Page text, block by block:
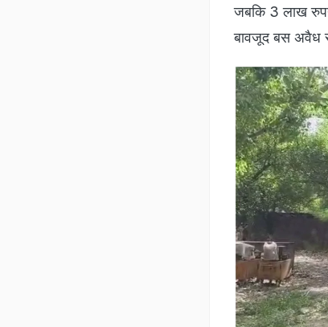
जबकि 3 लाख
बावजूद बस अवैध